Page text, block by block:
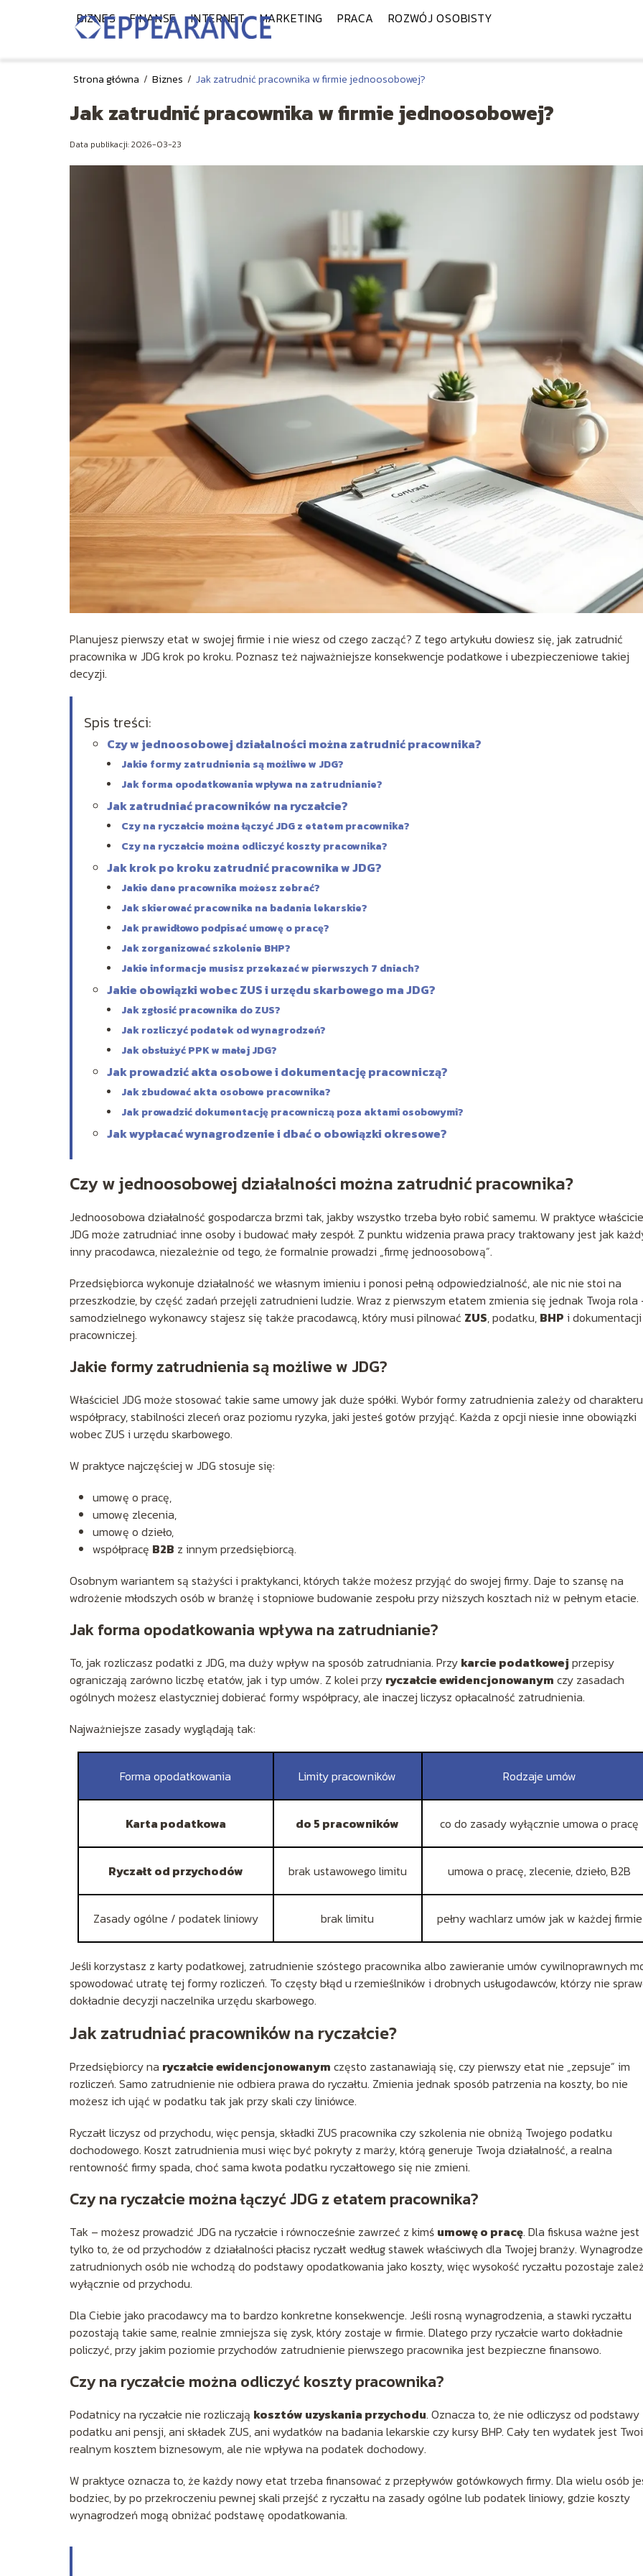
BIZNES FINANSE INTERNET MARKETING PRACA ROZWÓJ OSOBISTY
Strona główna / Biznes / Jak zatrudnić pracownika w firmie jednoosobowej?
Jak zatrudnić pracownika w firmie jednoosobowej?
Data publikacji: 2026-03-23
Planujesz pierwszy etat w swojej firmie i nie wiesz od czego zacząć? Z tego artykułu dowiesz się, jak zatrudnić
pracownika w JDG krok po kroku. Poznasz też najważniejsze konsekwencje podatkowe i ubezpieczeniowe takiej
decyzji.
Spis treści:
Czy w jednoosobowej działalności można zatrudnić pracownika?
Jakie formy zatrudnienia są możliwe w JDG?
Jak forma opodatkowania wpływa na zatrudnianie?
Jak zatrudniać pracowników na ryczałcie?
Czy na ryczałcie można łączyć JDG z etatem pracownika?
Czy na ryczałcie można odliczyć koszty pracownika?
Jak krok po kroku zatrudnić pracownika w JDG?
Jakie dane pracownika możesz zebrać?
Jak skierować pracownika na badania lekarskie?
Jak prawidłowo podpisać umowę o pracę?
Jak zorganizować szkolenie BHP?
Jakie informacje musisz przekazać w pierwszych 7 dniach?
Jakie obowiązki wobec ZUS i urzędu skarbowego ma JDG?
Jak zgłosić pracownika do ZUS?
Jak rozliczyć podatek od wynagrodzeń?
Jak obsłużyć PPK w małej JDG?
Jak prowadzić akta osobowe i dokumentację pracowniczą?
Jak zbudować akta osobowe pracownika?
Jak prowadzić dokumentację pracowniczą poza aktami osobowymi?
Jak wypłacać wynagrodzenie i dbać o obowiązki okresowe?
Czy w jednoosobowej działalności można zatrudnić pracownika?
Jednoosobowa działalność gospodarcza brzmi tak, jakby wszystko trzeba było robić samemu. W praktyce
JDG może zatrudniać inne osoby i budować mały zespół. Z punktu widzenia prawa pracy traktowany jest jak
inny pracodawca, niezależnie od tego, że formalnie prowadzi „firmę jednoosobową”.
Przedsiębiorca wykonuje działalność we własnym imieniu i ponosi pełną odpowiedzialność, ale nic nie stoi na
przeszkodzie, by część zadań przejęli zatrudnieni ludzie. Wraz z pierwszym etatem zmienia się jednak Twoja rola
samodzielnego wykonawcy stajesz się także pracodawcą, który musi pilnować ZUS, podatku, BHP i dokumentacji
pracowniczej.
Jakie formy zatrudnienia są możliwe w JDG?
Właściciel JDG może stosować takie same umowy jak duże spółki. Wybór formy zatrudnienia zależy od charakteru
współpracy, stabilności zleceń oraz poziomu ryzyka, jaki jesteś gotów przyjąć. Każda z opcji niesie inne obowiązki
wobec ZUS i urzędu skarbowego.
W praktyce najczęściej w JDG stosuje się:
umowę o pracę,
umowę zlecenia,
umowę o dzieło,
współpracę B2B z innym przedsiębiorcą.
Osobnym wariantem są stażyści i praktykanci, których także możesz przyjąć do swojej firmy. Daje to szansę na
wdrożenie młodszych osób w branżę i stopniowe budowanie zespołu przy niższych kosztach niż w pełnym etacie.
Jak forma opodatkowania wpływa na zatrudnianie?
To, jak rozliczasz podatki z JDG, ma duży wpływ na sposób zatrudniania. Przy karcie podatkowej przepisy
ograniczają zarówno liczbę etatów, jak i typ umów. Z kolei przy ryczałcie ewidencjonowanym czy zasadach
ogólnych możesz elastyczniej dobierać formy współpracy, ale inaczej liczysz opłacalność zatrudnienia.
Najważniejsze zasady wyglądają tak:
Forma opodatkowania Limity pracowników Rodzaje umów
Karta podatkowa do 5 pracowników co do zasady wyłącznie umowa o pracę
Ryczałt od przychodów brak ustawowego limitu umowa o pracę, zlecenie, dzieło, B2B
Zasady ogólne / podatek liniowy brak limitu pełny wachlarz umów jak w każdej firmie
Jeśli korzystasz z karty podatkowej, zatrudnienie szóstego pracownika albo zawieranie umów cywilnoprawnych
spowodować utratę tej formy rozliczeń. To częsty błąd u rzemieślników i drobnych usługodawców, którzy nie
dokładnie decyzji naczelnika urzędu skarbowego.
Jak zatrudniać pracowników na ryczałcie?
Przedsiębiorcy na ryczałcie ewidencjonowanym często zastanawiają się, czy pierwszy etat nie „zepsuje” im
rozliczeń. Samo zatrudnienie nie odbiera prawa do ryczałtu. Zmienia jednak sposób patrzenia na koszty, bo nie
możesz ich ująć w podatku tak jak przy skali czy liniówce.
Ryczałt liczysz od przychodu, więc pensja, składki ZUS pracownika czy szkolenia nie obniżą Twojego podatku
dochodowego. Koszt zatrudnienia musi więc być pokryty z marży, którą generuje Twoja działalność, a realna
rentowność firmy spada, choć sama kwota podatku ryczałtowego się nie zmieni.
Czy na ryczałcie można łączyć JDG z etatem pracownika?
Tak – możesz prowadzić JDG na ryczałcie i równocześnie zawrzeć z kimś umowę o pracę. Dla fiskusa ważne jest
tylko to, że od przychodów z działalności płacisz ryczałt według stawek właściwych dla Twojej branży.
zatrudnionych osób nie wchodzą do podstawy opodatkowania jako koszty, więc wysokość ryczałtu pozostaje
wyłącznie od przychodu.
Dla Ciebie jako pracodawcy ma to bardzo konkretne konsekwencje. Jeśli rosną wynagrodzenia, a stawki ryczałtu
pozostają takie same, realnie zmniejsza się zysk, który zostaje w firmie. Dlatego przy ryczałcie warto dokładnie
policzyć, przy jakim poziomie przychodów zatrudnienie pierwszego pracownika jest bezpieczne finansowo.
Czy na ryczałcie można odliczyć koszty pracownika?
Podatnicy na ryczałcie nie rozliczają kosztów uzyskania przychodu. Oznacza to, że nie odliczysz od podstawy
podatku ani pensji, ani składek ZUS, ani wydatków na badania lekarskie czy kursy BHP. Cały ten wydatek jest
realnym kosztem biznesowym, ale nie wpływa na podatek dochodowy.
W praktyce oznacza to, że każdy nowy etat trzeba finansować z przepływów gotówkowych firmy. Dla wielu osób
bodziec, by po przekroczeniu pewnej skali przejść z ryczałtu na zasady ogólne lub podatek liniowy, gdzie koszty
wynagrodzeń mogą obniżać podstawę opodatkowania.